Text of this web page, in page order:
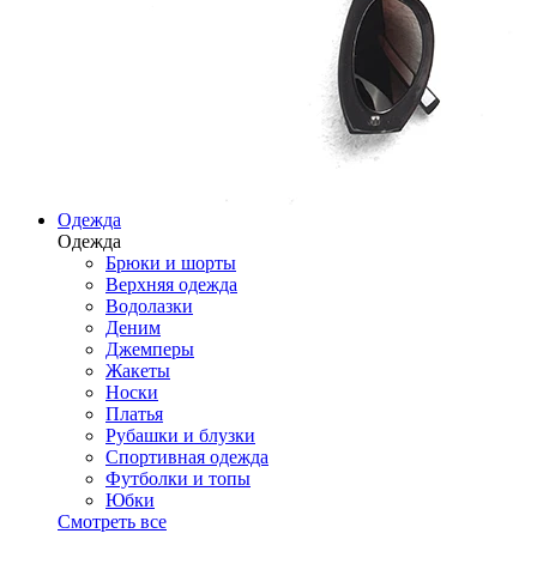
Одежда
Одежда
Брюки и шорты
Верхняя одежда
Водолазки
Деним
Джемперы
Жакеты
Носки
Платья
Рубашки и блузки
Спортивная одежда
Футболки и топы
Юбки
Смотреть все